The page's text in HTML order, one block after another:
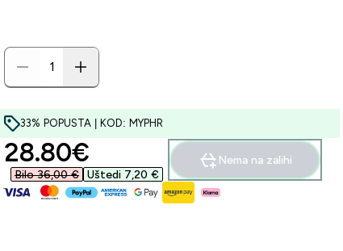
33% POPUSTA | KOD: MYPHR
discounted price
28.80€‎
Bilo 36,00 €‎ Uštedi 7,20 €‎
Nema na zalihi